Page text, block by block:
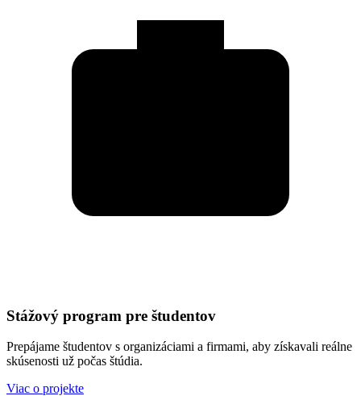
Stážový program pre študentov
Prepájame študentov s organizáciami a firmami, aby získavali reálne
skúsenosti už počas štúdia.
Viac o projekte